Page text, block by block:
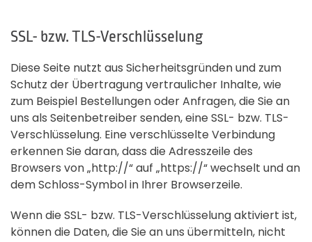
SSL- bzw. TLS-Verschlüsselung
Diese Seite nutzt aus Sicherheitsgründen und zum
Schutz der Übertragung vertraulicher Inhalte, wie
zum Beispiel Bestellungen oder Anfragen, die Sie an
uns als Seitenbetreiber senden, eine SSL- bzw. TLS-
Verschlüsselung. Eine verschlüsselte Verbindung
erkennen Sie daran, dass die Adresszeile des
Browsers von „http://“ auf „https://“ wechselt und an
dem Schloss-Symbol in Ihrer Browserzeile.
Wenn die SSL- bzw. TLS-Verschlüsselung aktiviert ist,
können die Daten, die Sie an uns übermitteln, nicht